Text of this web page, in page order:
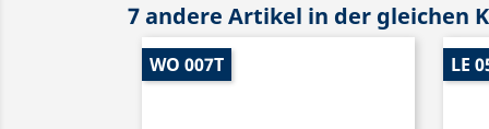
7 andere Artikel in der gleichen
WO 007T LE